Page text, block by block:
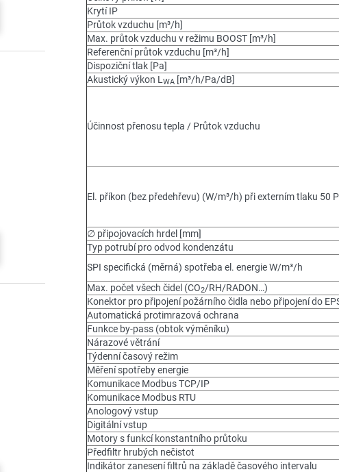
Krytí IP
Průtok vzduchu [m³/h]
Max. průtok vzduchu v režimu BOOST [m³/h]
Referenční průtok vzduchu [m³/h]
Dispoziční tlak [Pa]
Akustický výkon L WA [m³/h/Pa/dB]
Účinnost přenosu tepla / Průtok vzduchu
El. příkon (bez předehřevu) (W/m³/h) při externím tlaku 50
∅ připojovacích hrdel [mm]
Typ potrubí pro odvod kondenzátu
SPI specifická (měrná) spotřeba el. energie W/m³/h
Max. počet všech čidel (CO2/RH/RADON…)
Konektor pro připojení požárního čidla nebo připojení do
Automatická protimrazová ochrana
Funkce by-pass (obtok výměníku)
Nárazové větrání
Týdenní časový režim
Měření spotřeby energie
Komunikace Modbus TCP/IP
Komunikace Modbus RTU
Anologový vstup
Digitální vstup
Motory s funkcí konstantního průtoku
Předfiltr hrubých nečistot
Indikátor zanesení filtrů na základě časového intervalu